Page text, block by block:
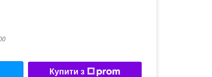
Купити з